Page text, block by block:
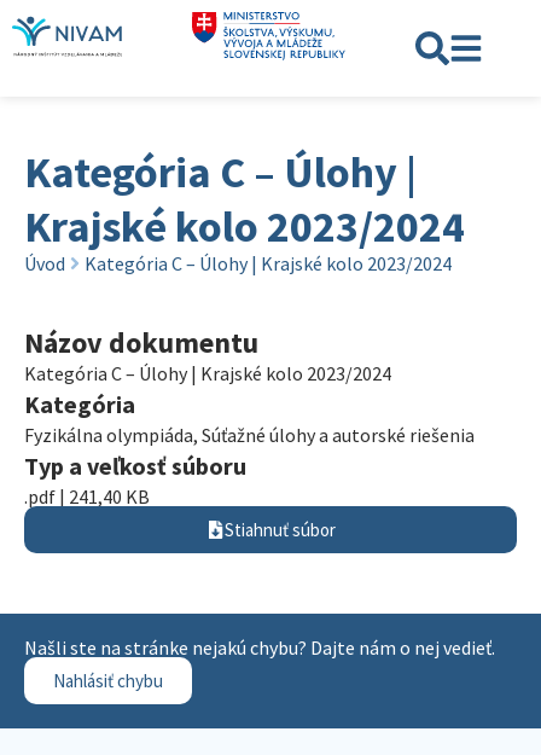
Kategória C – Úlohy |
Krajské kolo 2023/2024
Úvod Kategória C – Úlohy | Krajské kolo 2023/2024
Názov dokumentu
Kategória C – Úlohy | Krajské kolo 2023/2024
Kategória
Fyzikálna olympiáda, Súťažné úlohy a autorské riešenia
Typ a veľkosť súboru
.pdf | 241,40 KB
Stiahnuť súbor
Našli ste na stránke nejakú chybu? Dajte nám o nej vedieť.
Nahlásiť chybu